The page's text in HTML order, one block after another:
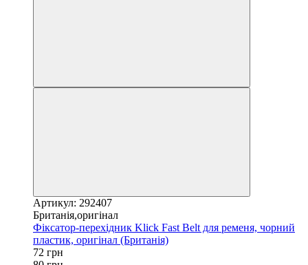
Артикул: 292407
Британія,оригінал
Фіксатор-перехідник Klick Fast Belt для ременя, чорний
пластик, оригінал (Британія)
72 грн